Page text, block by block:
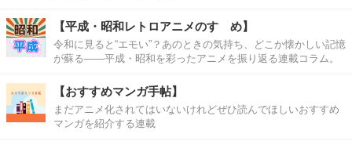
【平成・昭和レトロアニメのすゝめ】
令和に見ると“エモい”？あのときの気持ち、どこか懐かしい記憶
が蘇る――平成・昭和を彩ったアニメを振り返る連載コラム。
【おすすめマンガ手帖】
まだアニメ化されてはいないけれどぜひ読んでほしいおすすめ
マンガを紹介する連載